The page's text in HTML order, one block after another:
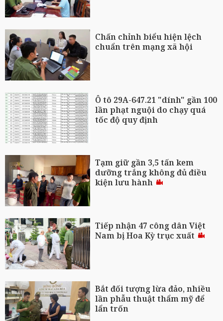
Chấn chỉnh biểu hiện lệch
chuẩn trên mạng xã hội
Ô tô 29A-647.21 "dính" gần 100
lần phạt nguội do chạy quá
tốc độ quy định
Tạm giữ gần 3,5 tấn kem
dưỡng trắng không đủ điều
kiện lưu hành
Tiếp nhận 47 công dân Việt
Nam bị Hoa Kỳ trục xuất
Bắt đối tượng lừa đảo, nhiều
lần phẫu thuật thẩm mỹ để
lẩn trốn